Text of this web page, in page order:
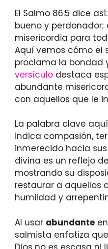
El Salmo 86:5 dice
bueno y
misericordia para
Aquí vemos cómo el
proclama la bondad
versículo destaca
abundante
con aquellos que le
La palabra clave
indica compasión,
inmerecido hacia
divina es un reflejo
mostrando su
restaurar a aquellos
humildad y
Al usar abundante
salmista enfatiza